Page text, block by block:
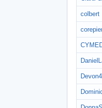
colbert